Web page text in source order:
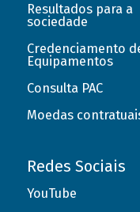
Resultados para a
sociedade
Credenciamento
Equipamentos
Consulta PAC
Moedas
Redes Sociais
YouTube